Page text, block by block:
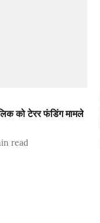
को टेरर फंडिंग मामले
read